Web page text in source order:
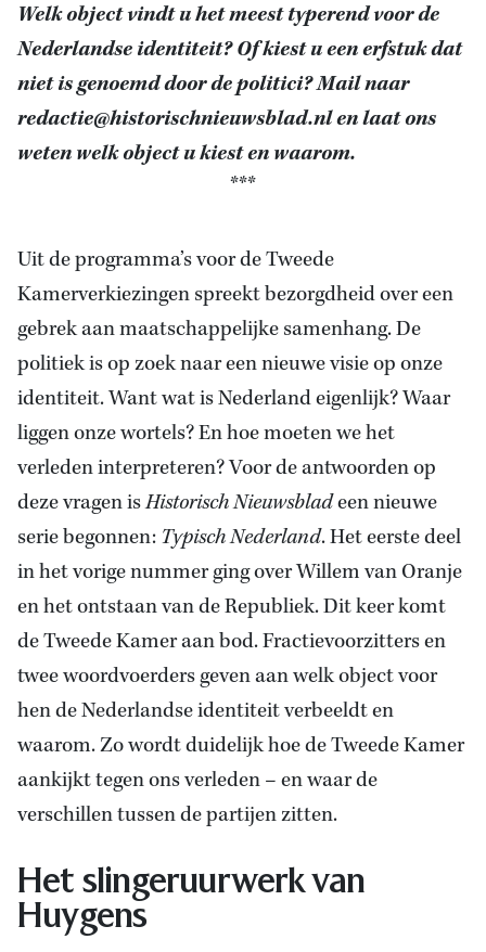
Welk object vindt u het meest typerend voor de
Nederlandse identiteit? Of kiest u een erfstuk dat
niet is genoemd door de politici? Mail naar
redactie@historischnieuwsblad.nlen laat ons
weten welk object u kiest en waarom.
***
Uit de programma’s voor de Tweede
Kamerverkiezingen spreekt bezorgdheid over een
gebrek aan maatschappelijke samenhang. De
politiek is op zoek naar een nieuwe visie op onze
identiteit. Want wat is Nederland eigenlijk? Waar
liggen onze wortels? En hoe moeten we het
verleden interpreteren? Voor de antwoorden op
deze vragen isHistorisch Nieuwsbladeen nieuwe
serie begonnen:Typisch Nederland. Het eerste deel
in het vorige nummer ging over Willem van Oranje
en het ontstaan van de Republiek. Dit keer komt
de Tweede Kamer aan bod. Fractievoorzitters en
twee woordvoerders geven aan welk object voor
hen de Nederlandse identiteit verbeeldt en
waarom. Zo wordt duidelijk hoe de Tweede Kamer
aankijkt tegen ons verleden – en waar de
verschillen tussen de partijen zitten.
Het slingeruurwerk van
Huygens